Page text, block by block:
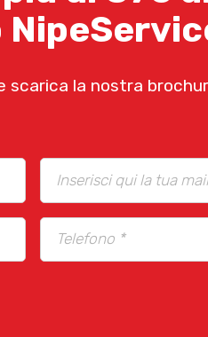
scarica la nostra